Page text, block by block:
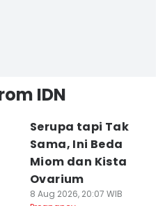
IDN
Serupa tapi Tak
Sama, Ini Beda
Miom dan Kista
Ovarium
8 Aug 2026, 20:07 WIB